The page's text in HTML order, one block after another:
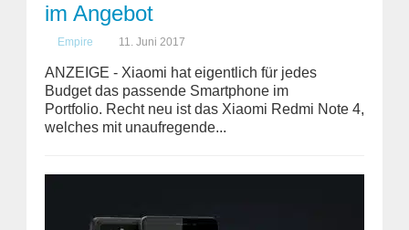
im Angebot
Empire 11. Juni 2017
ANZEIGE - Xiaomi hat eigentlich für jedes
Budget das passende Smartphone im
Portfolio. Recht neu ist das Xiaomi Redmi Note 4,
welches mit unaufregende...